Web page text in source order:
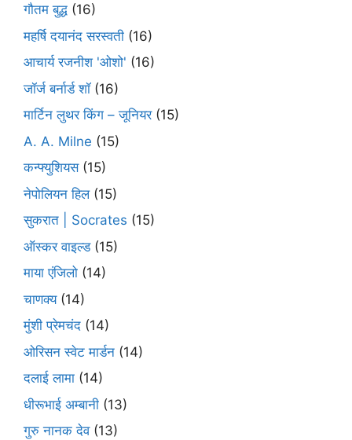
गौतम बुद्ध (16)
महर्षि दयानंद सरस्वती (16)
आचार्य रजनीश 'ओशो' (16)
जॉर्ज बर्नार्ड शॉ(16)
मार्टिन लुथर किंग – जूनियर(15)
A. A. Milne (15)
कन्फ्युशियस(15)
नेपोलियन हिल(15)
सुकरात | Socrates (15)
ऑस्कर वाइल्ड(15)
माया एंजिलो (14)
चाणक्य(14)
मुंशी प्रेमचंद (14)
ओरिसन स्‍वेट मार्डन (14)
दलाई लामा (14)
धीरूभाई अम्बानी (13)
गुरु नानक देव(13)